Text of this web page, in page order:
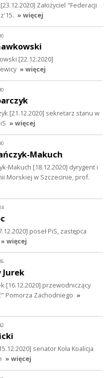
Założyciel "Federacji
» więcej
[22.12.2020]
» więcej
[21.12.2020] sekretarz stanu w
» więcej
Makuch
Makuch [18.12.2020] dyrygent i
Morskiej w Szczecinie, prof.
poseł PiS, zastępca
» więcej
Jurek
[16.12.2020] przewodniczący
Pomorza Zachodniego »
senator Koła Koalicja
» więcej